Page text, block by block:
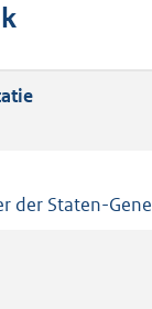
der Staten-